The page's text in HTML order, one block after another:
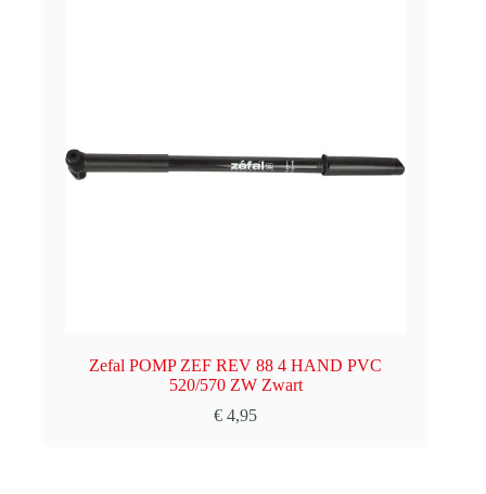
Zefal POMP ZEF REV 88 4 HAND PVC
520/570 ZW Zwart
€ 4,95